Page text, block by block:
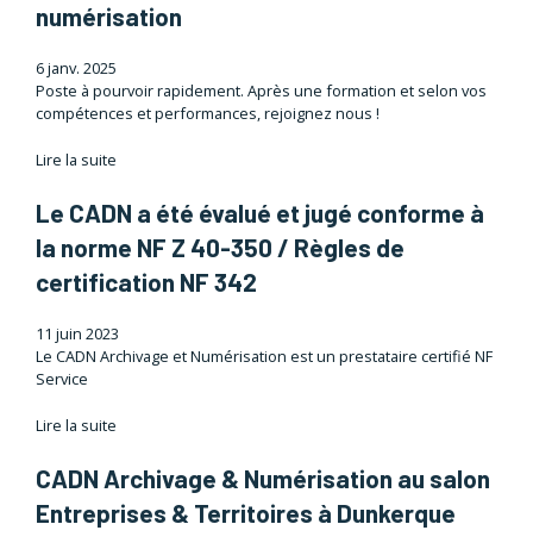
numérisation
6 janv. 2025
Poste à pourvoir rapidement. Après une formation et selon vos
compétences et performances, rejoignez nous !
Lire la suite
Le CADN a été évalué et jugé conforme à
la norme NF Z 40-350 / Règles de
certification NF 342
11 juin 2023
Le CADN Archivage et Numérisation est un prestataire certifié NF
Service
Lire la suite
CADN Archivage & Numérisation au salon
Entreprises & Territoires à Dunkerque